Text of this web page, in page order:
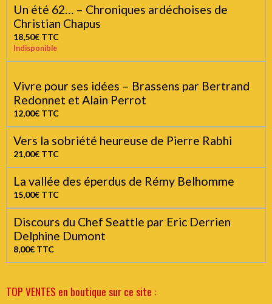
Un été 62… – Chroniques ardéchoises de
Christian Chapus
18,50€TTC
Vivre pour ses idées – Brassens par Bertrand
Redonnet et Alain Perrot
12,00€ TTC
Vers la sobriété heureuse de Pierre Rabhi
21,00€TTC
La vallée des éperdus de Rémy Belhomme
15,00€TTC
Discours du Chef Seattle par Eric Derrien
8,00€TTC